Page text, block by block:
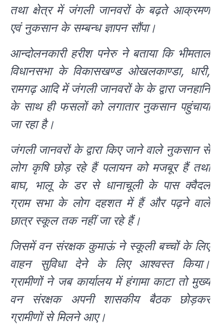
तथा क्षेत्र में जंगली जानवरों के बढ़ते आक्रमण
एवं नुकसान के सम्बन्ध ज्ञापन सौंपा।
आन्दोलनकारी हरीश पनेरु ने बताया कि भीमताल
विधानसभा के विकासखण्ड ओखलकाण्डा, धारी,
रामगढ़ आदि में जंगली जानवरों के के द्वारा जनहानि
के साथ ही फसलों को लगातार नुकसान पहुंचाया
जा रहा है।
जंगली जानवरों के द्वारा किए जाने वाले नुकसान से
लोग कृषि छोड़ रहे हैं पलायन को मजबूर हैं तथा
बाघ, भालू के डर से धानाचूली के पास क्वैदल
ग्राम सभा के लोग दहशत में हैं और पढ़ने वाले
छात्र स्कूल तक नहीं जा रहे हैं।
जिसमें वन संरक्षक कुमाऊं ने स्कूली बच्चों के लिए
वाहन सुविधा देने के लिए आश्वस्त किया।
ग्रामीणों ने जब कार्यालय में हंगामा काटा तो मुख्य
वन संरक्षक अपनी शासकीय बैठक छोड़कर
ग्रामीणों से मिलने आए।